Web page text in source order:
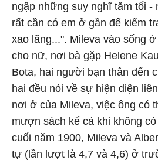
ngập những suy nghĩ tăm tối -
rất cần có em ở gần để kiểm
xao lãng...". Mileva vào sống
cho nữ, nơi bà gặp Helene
Bota, hai người bạn thân đến
hai đều nói về sự hiện diện
nơi ở của Mileva, việc ông có
mượn sách kể cả khi không
cuối năm 1900, Mileva và
tự (lần lượt là 4,7 và 4,6) ở